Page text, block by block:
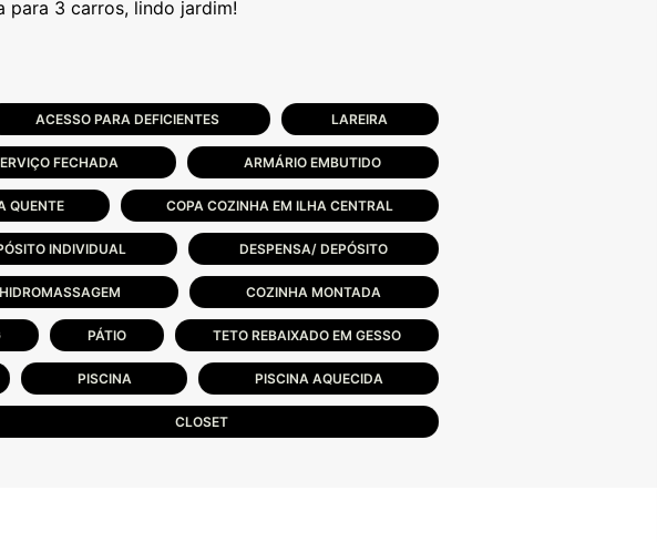
ACESSO PARA DEFICIENTES LAREIRA
FECHADA ARMÁRIO EMBUTIDO
QUENTE COPA COZINHA EM ILHA CENTRAL
INDIVIDUAL DESPENSA/ DEPÓSITO
HIDROMASSAGEM COZINHA MONTADA
PÁTIO TETO REBAIXADO EM GESSO
PISCINA PISCINA AQUECIDA
CLOSET